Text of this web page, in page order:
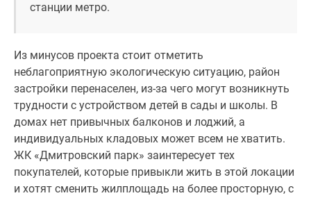
станции метро.
Из минусов проекта стоит отметить
неблагоприятную экологическую ситуацию, район
застройки перенаселен, из-за чего могут возникнуть
трудности с устройством детей в сады и школы. В
домах нет привычных балконов и лоджий, а
индивидуальных кладовых может всем не хватить.
ЖК «Дмитровский парк» заинтересует тех
покупателей, которые привыкли жить в этой локации
и хотят сменить жилплощадь на более просторную, с